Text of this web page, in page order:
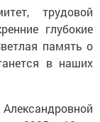
трудовой
глубокие
память о
в наших